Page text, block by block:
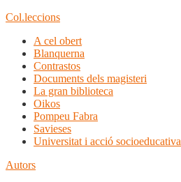
Col.leccions
A cel obert
Blanquerna
Contrastos
Documents dels magisteri
La gran biblioteca
Oikos
Pompeu Fabra
Savieses
Universitat i acció socioeducativa
Autors